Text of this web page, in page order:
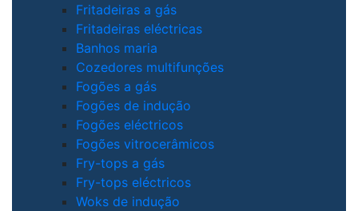
Fritadeiras a gás
Fritadeiras eléctricas
Banhos maria
Cozedores multifunções
Fogões a gás
Fogões de indução
Fogões eléctricos
Fogões vitrocerâmicos
Fry-tops a gás
Fry-tops eléctricos
Woks de indução